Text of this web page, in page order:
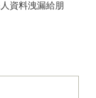
資料洩漏給朋